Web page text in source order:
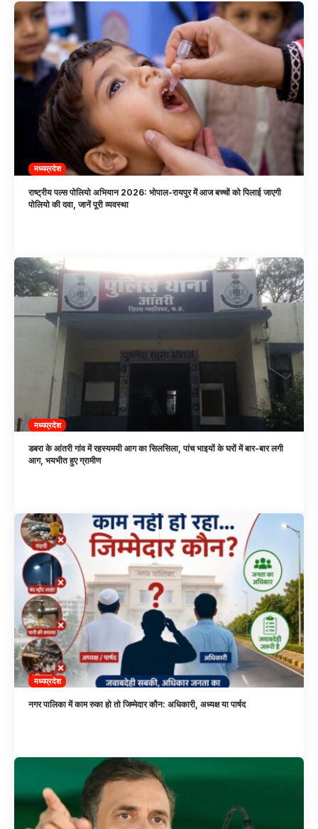
मध्यप्रदेश
राष्ट्रीय पल्स पोलियो अभियान 2026: भोपाल-रायपुर में आज बच्चों को पिलाई जाएगी
पोलियो की दवा, जानें पूरी व्यवस्था
मध्यप्रदेश
डबरा के आंतरी गांव में रहस्यमयी आग का सिलसिला, पांच भाइयों के घरों में बार-बार लगी
आग, भयभीत हुए ग्रामीण
मध्यप्रदेश
नगर पालिका में काम रुका हो तो जिम्मेदार कौन: अधिकारी, अध्यक्ष या पार्षद